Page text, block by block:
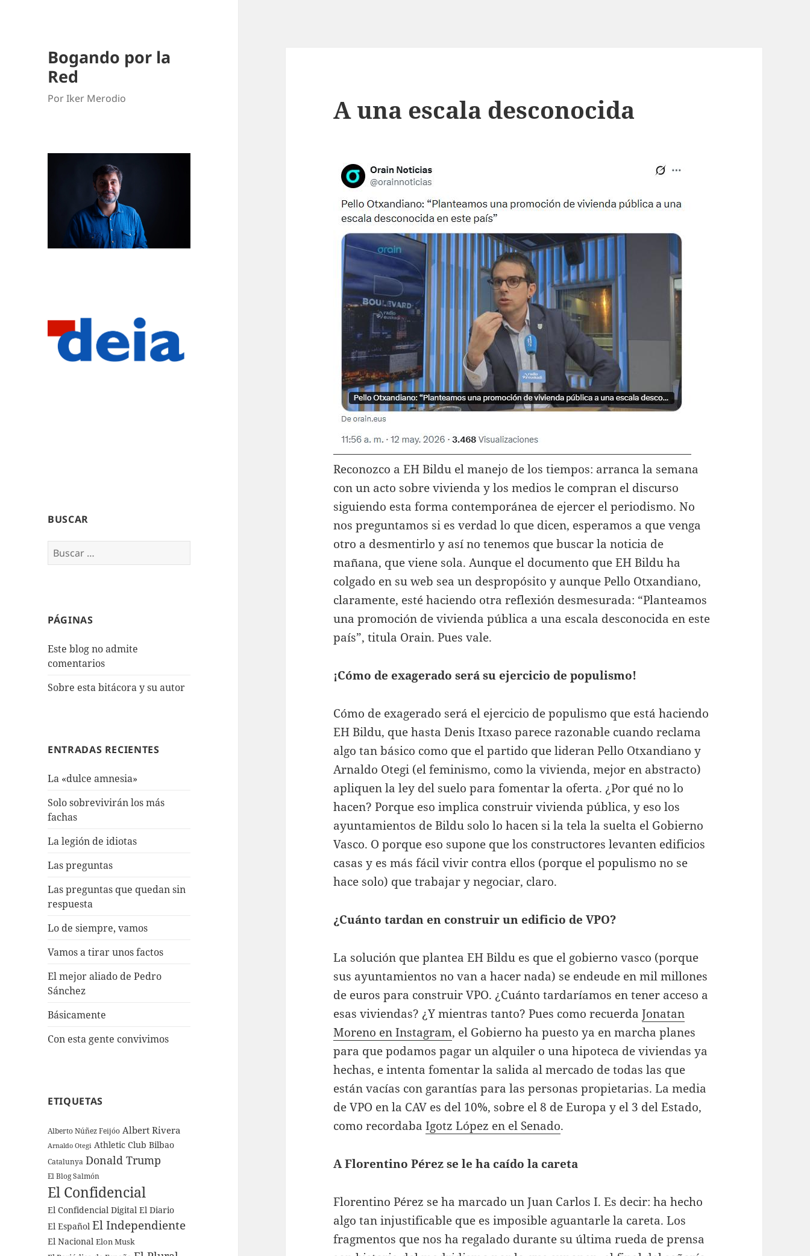
Bogando por la
Red
Por Iker Merodio
BUSCAR
Buscar:
PÁGINAS
Este blog no admite
comentarios
Sobre esta bitácora y su autor
ENTRADAS RECIENTES
La «dulce amnesia»
Solo sobrevivirán los más
fachas
La legión de idiotas
Las preguntas
Las preguntas que quedan sin
respuesta
Lo de siempre, vamos
Vamos a tirar unos factos
El mejor aliado de Pedro
Sánchez
Básicamente
Con esta gente convivimos
ETIQUETAS
Alberto Núñez Feijóo Albert Rivera
Arnaldo Otegi Athletic Club Bilbao
Catalunya Donald Trump
El Blog Salmón
El Confidencial
El Confidencial Digital El Diario
El Español El Independiente
El Nacional Elon Musk
A una escala desconocida
Reconozco a EH Bildu el manejo de los tiempos: arranca la semana
con un acto sobre vivienda y los medios le compran el discurso
siguiendo esta forma contemporánea de ejercer el periodismo. No
nos preguntamos si es verdad lo que dicen, esperamos a que venga
otro a desmentirlo y así no tenemos que buscar la noticia de
mañana, que viene sola. Aunque el documento que EH Bildu ha
colgado en su web sea un despropósito y aunque Pello Otxandiano,
claramente, esté haciendo otra reflexión desmesurada: “Planteamos
una promoción de vivienda pública a una escala desconocida en este
país”, titula Orain. Pues vale.
¡Cómo de exagerado será su ejercicio de populismo!
Cómo de exagerado será el ejercicio de populismo que está haciendo
EH Bildu, que hasta Denis Itxaso parece razonable cuando reclama
algo tan básico como que el partido que lideran Pello Otxandiano y
Arnaldo Otegi (el feminismo, como la vivienda, mejor en abstracto)
apliquen la ley del suelo para fomentar la oferta. ¿Por qué no lo
hacen? Porque eso implica construir vivienda pública, y eso los
ayuntamientos de Bildu solo lo hacen si la tela la suelta el Gobierno
Vasco. O porque eso supone que los constructores levanten edificios
casas y es más fácil vivir contra ellos (porque el populismo no se
hace solo) que trabajar y negociar, claro.
¿Cuánto tardan en construir un edificio de VPO?
La solución que plantea EH Bildu es que el gobierno vasco (porque
sus ayuntamientos no van a hacer nada) se endeude en mil millones
de euros para construir VPO. ¿Cuánto tardaríamos en tener acceso a
esas viviendas? ¿Y mientras tanto? Pues como recuerdaJonatan
Moreno en Instagram, el Gobierno ha puesto ya en marcha planes
para que podamos pagar un alquiler o una hipoteca de viviendas ya
hechas, e intenta fomentar la salida al mercado de todas las que
están vacías con garantías para las personas propietarias. La media
de VPO en la CAV es del 10%, sobre el 8 de Europa y el 3 del Estado,
como recordabaIgotz López en el Senado.
A Florentino Pérez se le ha caído la careta
Florentino Pérez se ha marcado un Juan Carlos I. Es decir: ha hecho
algo tan injustificable que es imposible aguantarle la careta. Los
fragmentos que nos ha regalado durante su última rueda de prensa